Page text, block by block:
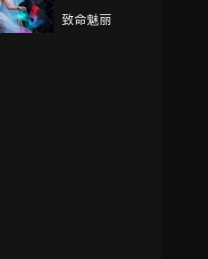
84致命魅丽